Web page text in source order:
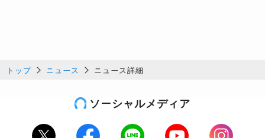
トップ ニュース ニュース詳細
ソーシャルメディア